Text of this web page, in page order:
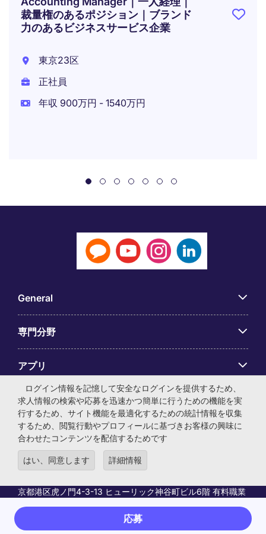
応募
裁量権のあるポジション｜ブランド
力のあるビジネスサービス企業
東京23区
正社員
年収 900万円 - 1540万円
General
専門分野
アプリ
Employer Centre
© マイケル・ペイジ・インターナショナル・ジャパン株式会
京都港区虎ノ門4-3-13 ヒューリック神谷町ビル6階 有料職業
紹介事業許可番号：13-ユ-040405 ／ 労働者派遣事業許可番
ログイン情報を記憶して安全なログインを提供するため、
求人情報の検索や応募を迅速かつ簡単に行うための機能を実
行するため、サイト機能を最適化するための統計情報を収集
するため、閲覧行動やプロフィールに基づきお客様の興味に
合わせたコンテンツを配信するためです
はい、同意します 詳細情報